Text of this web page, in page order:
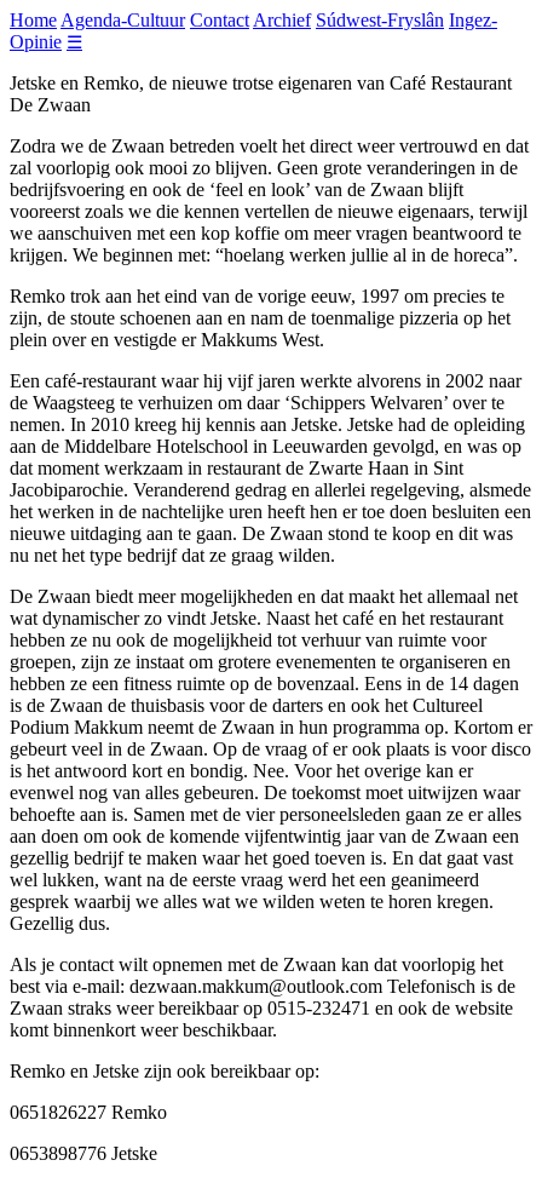
Home Agenda-Cultuur Contact Archief Súdwest-Fryslân Ingez-
Opinie ☰
Jetske en Remko, de nieuwe trotse eigenaren van Café Restaurant
De Zwaan
Zodra we de Zwaan betreden voelt het direct weer vertrouwd en dat
zal voorlopig ook mooi zo blijven. Geen grote veranderingen in de
bedrijfsvoering en ook de ‘feel en look’ van de Zwaan blijft
vooreerst zoals we die kennen vertellen de nieuwe eigenaars, terwijl
we aanschuiven met een kop koffie om meer vragen beantwoord te
krijgen. We beginnen met: “hoelang werken jullie al in de horeca”.
Remko trok aan het eind van de vorige eeuw, 1997 om precies te
zijn, de stoute schoenen aan en nam de toenmalige pizzeria op het
plein over en vestigde er Makkums West.
Een café-restaurant waar hij vijf jaren werkte alvorens in 2002 naar
de Waagsteeg te verhuizen om daar ‘Schippers Welvaren’ over te
nemen. In 2010 kreeg hij kennis aan Jetske. Jetske had de opleiding
aan de Middelbare Hotelschool in Leeuwarden gevolgd, en was op
dat moment werkzaam in restaurant de Zwarte Haan in Sint
Jacobiparochie. Veranderend gedrag en allerlei regelgeving, alsmede
het werken in de nachtelijke uren heeft hen er toe doen besluiten een
nieuwe uitdaging aan te gaan. De Zwaan stond te koop en dit was
nu net het type bedrijf dat ze graag wilden.
De Zwaan biedt meer mogelijkheden en dat maakt het allemaal net
wat dynamischer zo vindt Jetske. Naast het café en het restaurant
hebben ze nu ook de mogelijkheid tot verhuur van ruimte voor
groepen, zijn ze instaat om grotere evenementen te organiseren en
hebben ze een fitness ruimte op de bovenzaal. Eens in de 14 dagen
is de Zwaan de thuisbasis voor de darters en ook het Cultureel
Podium Makkum neemt de Zwaan in hun programma op. Kortom er
gebeurt veel in de Zwaan. Op de vraag of er ook plaats is voor disco
is het antwoord kort en bondig. Nee. Voor het overige kan er
evenwel nog van alles gebeuren. De toekomst moet uitwijzen waar
behoefte aan is. Samen met de vier personeelsleden gaan ze er alles
aan doen om ook de komende vijfentwintig jaar van de Zwaan een
gezellig bedrijf te maken waar het goed toeven is. En dat gaat vast
wel lukken, want na de eerste vraag werd het een geanimeerd
gesprek waarbij we alles wat we wilden weten te horen kregen.
Gezellig dus.
Als je contact wilt opnemen met de Zwaan kan dat voorlopig het
best via e-mail: dezwaan.makkum@outlook.com Telefonisch is de
Zwaan straks weer bereikbaar op 0515-232471 en ook de website
komt binnenkort weer beschikbaar.
Remko en Jetske zijn ook bereikbaar op:
0651826227 Remko
0653898776 Jetske